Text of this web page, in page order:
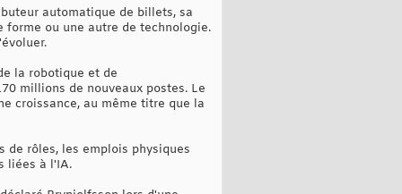
automatique de billets, sa
ou une autre de technologie.
la robotique et de
millions de nouveaux postes. Le
croissance, au même titre que la
de rôles, les emplois physiques
liées à l'IA.